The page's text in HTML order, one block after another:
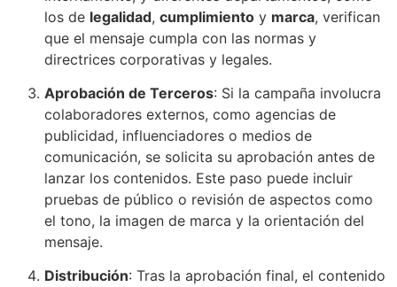
los de legalidad, cumplimiento y marca, verifican
que el mensaje cumpla con las normas y
directrices corporativas y legales.
Aprobación de Terceros: Si la campaña involucra
colaboradores externos, como agencias de
publicidad, influenciadores o medios de
comunicación, se solicita su aprobación antes de
lanzar los contenidos. Este paso puede incluir
pruebas de público o revisión de aspectos como
el tono, la imagen de marca y la orientación del
mensaje.
Distribución: Tras la aprobación final, el contenido